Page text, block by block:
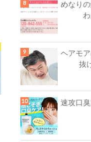
めなり
ヘアモ
抜
速攻口